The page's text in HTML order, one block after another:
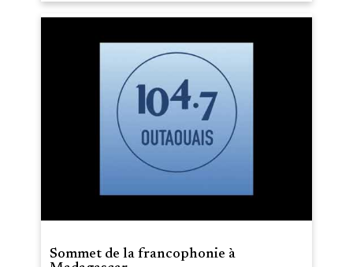
Sommet de la francophonie à